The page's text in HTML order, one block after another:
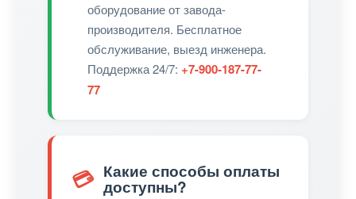
оборудование от завода-
производителя. Бесплатное
обслуживание, выезд инженера.
Поддержка 24/7: +7-900-187-77-
77
💳 Какие способы оплаты
доступны?